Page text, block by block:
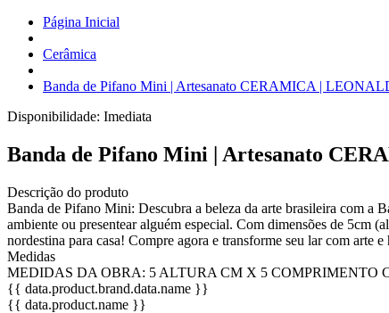
Página Inicial
Cerâmica
Banda de Pifano Mini | Artesanato CERAMICA |
Disponibilidade: Imediata
Banda de Pifano Mini | Artesanato
Descrição do produto
Banda de Pifano Mini: Descubra a beleza da arte brasileira com
ambiente ou presentear alguém especial. Com dimensões de 5cm
nordestina para casa! Compre agora e transforme seu lar com arte e
Medidas
MEDIDAS DA OBRA: 5 ALTURA CM X 5 COMPRIMENTO
{{ data.product.brand.data.name }}
{{ data.product.name }}